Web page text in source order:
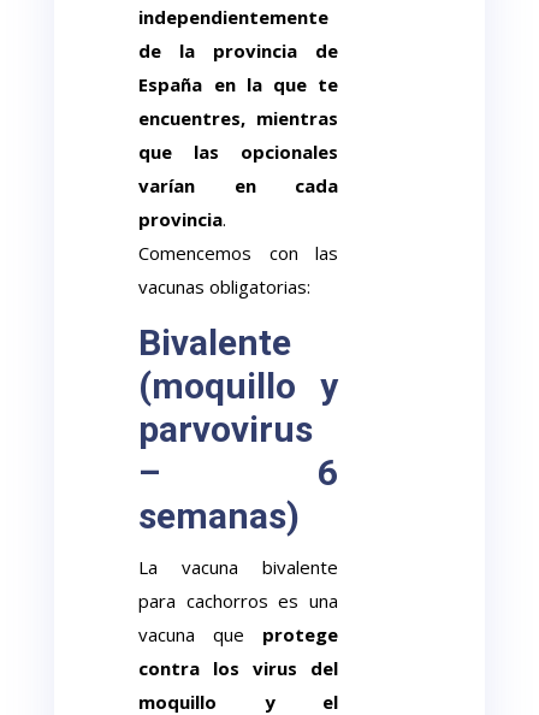
independientemente
de la provincia de
España en la que te
encuentres, mientras
que las opcionales
varían en cada
provincia.
Comencemos con las
vacunas obligatorias:
Bivalente
(moquillo y
parvovirus
– 6
semanas)
La vacuna bivalente
para cachorros es una
vacuna que protege
contra los virus del
moquillo y el